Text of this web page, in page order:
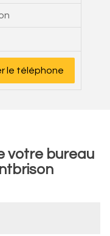
le téléphone
votre bureau